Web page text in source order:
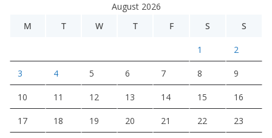
August 2026
M
T W T F S S
1 2
3 4 5 6 7 8 9
10 11 12 13 14 15 16
17 18 19 20 21 22 23